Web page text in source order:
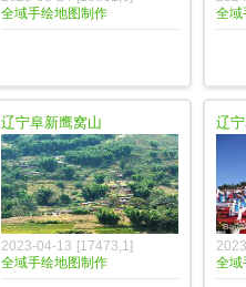
全域手绘地图制作
全域
辽宁阜新鹰窝山
2023-04-13 [17473,1]
全域手绘地图制作
辽
全域